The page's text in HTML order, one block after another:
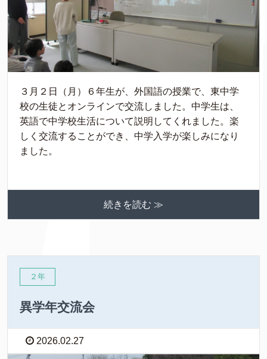
３月２日（月）６年生が、外国語の授業で、東中学
校の生徒とオンラインで交流しました。中学生は、
英語で中学校生活について説明してくれました。楽
しく交流することができ、中学入学が楽しみになり
ました。
続きを読む ≫
２年
異学年交流会
2026.02.27